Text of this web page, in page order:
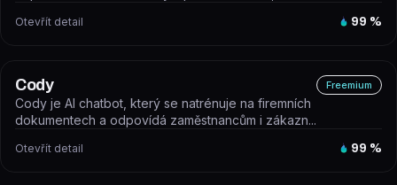
Otevřít detail 99 %
Cody Freemium
Cody je AI chatbot, který se natrénuje na firemních
dokumentech a odpovídá zaměstnancům i zákazn...
Otevřít detail 99 %